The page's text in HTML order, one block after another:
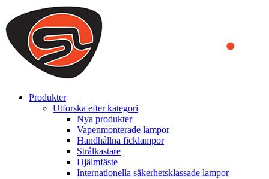
We use cookies to ensure that we provide you the best experience
on our website. By continuing to browse this website, you accept
that cookies are used to help us analyze how the website is used and
to offer you a better experience. To learn more or to find out how
you can disable cookies, you can access our
Produkter
Utforska efter kategori
Nya produkter
Vapenmonterade lampor
Handhållna ficklampor
Strålkastare
Hjälmfäste
Internationella säkerhetsklassade lampor